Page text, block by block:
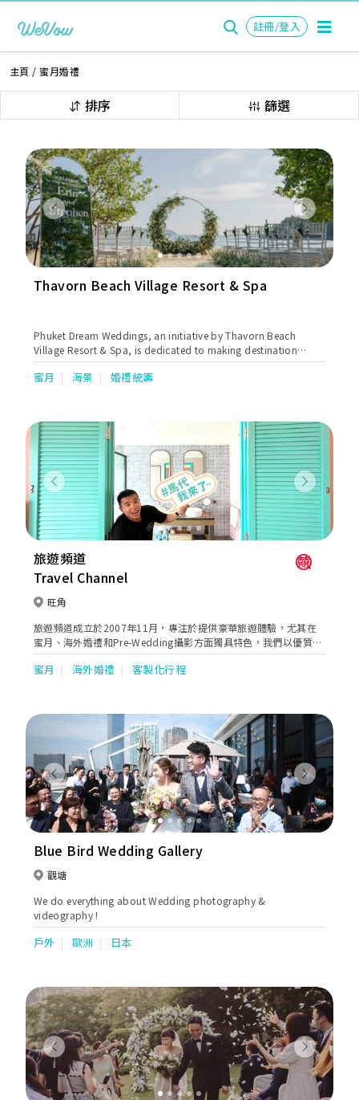
註冊/登入
主頁 / 蜜月婚禮
排序 篩選
Previous Next
Thavorn Beach Village Resort & Spa
Phuket Dream Weddings, an initiative by Thavorn Beach
Village Resort & Spa, is dedicated to making destination
weddings in Phuket effortless, accessible, and truly
unforgettable. Recognized with the prestigious World Travel
moments in one of Thailand’s most breathtaking coastal
settings. Since 2014, our team has combined passion,
expertise, and meticulous attention to detail to create
hundreds of successful destination weddings, earning the trust
and praise of couples from around the world. We are
honored to be part of such a significant milestone in your
journey and are committed to ensuring every detail is
seamlessly brought to life. From a collection of spectacular
beachfront wedding venues, each thoughtfully designed to
transform your vision into reality. Whether you dream of a
romantic ceremony on the sand, an intimate celebration on a
private ocean-view pier, or an elegant gathering on our lush
tropical lawn, every venue offers exclusive use and panoramic
sunset views overlooking Patong Bay. The result is a truly
magical setting for an unforgettable destination wedding in
Phuket, Thailand.
蜜月 海景 婚禮統籌
Previous Next
旅遊頻道
Travel Channel
旺角
旅遊頻道成立於2007年11月，專注於提供豪華旅遊體驗，尤其在
蜜月、海外婚禮和Pre-Wedding攝影方面獨具特色，我們以優質的
服務獲得了客戶的高度評價。我們致力於提供高品質且一站式多元
化的蜜月旅遊服務，專注於提供豪華馬爾代夫、希臘、土耳其、非
讓您享受難忘又甜蜜的旅程。
蜜月 海外婚禮 客製化行程
Previous Next
Blue Bird Wedding Gallery
觀塘
We do everything about Wedding photography &
videography !
戶外 歐洲 日本
Previous Next